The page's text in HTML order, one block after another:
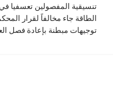
المقالة
التالية
تنسيقية المفصولين تعسفيا في
الطاقة جاء مخالفاََ لقرار
توجيهات مبطنة بإعادة فصل